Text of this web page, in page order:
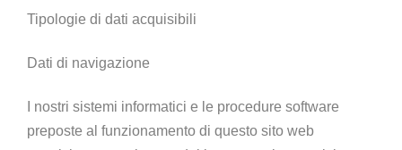
Tipologie di dati acquisibili
Dati di navigazione
I nostri sistemi informatici e le procedure software
preposte al funzionamento di questo sito web